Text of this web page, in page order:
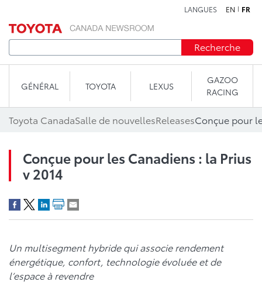
LANGUES EN FR
Recherche
GÉNÉRAL TOYOTA LEXUS
GAZOO
RACING
Toyota CanadaSalle de nouvellesReleasesConçue pour
Conçue pour les Canadiens : la Prius
v 2014
Un multisegment hybride qui associe rendement
énergétique, confort, technologie évoluée et de
l’espace à revendre